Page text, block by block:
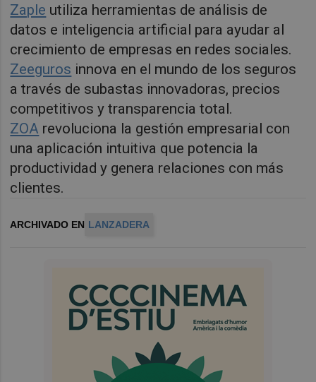
Zaple utiliza herramientas de análisis de
datos e inteligencia artificial para ayudar al
crecimiento de empresas en redes sociales.
Zeeguros innova en el mundo de los seguros
a través de subastas innovadoras, precios
competitivos y transparencia total.
ZOA revoluciona la gestión empresarial con
una aplicación intuitiva que potencia la
productividad y genera relaciones con más
clientes.
ARCHIVADO EN LANZADERA